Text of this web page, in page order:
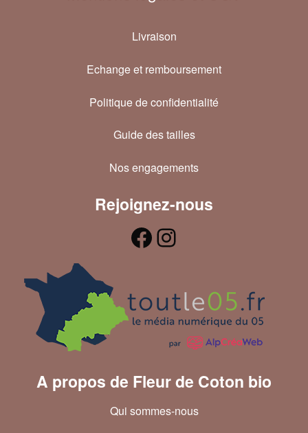
Livraison
Echange et remboursement
Politique de confidentialité
Guide des tailles
Nos engagements
Rejoignez-nous
A propos de Fleur de Coton bio
Qui sommes-nous